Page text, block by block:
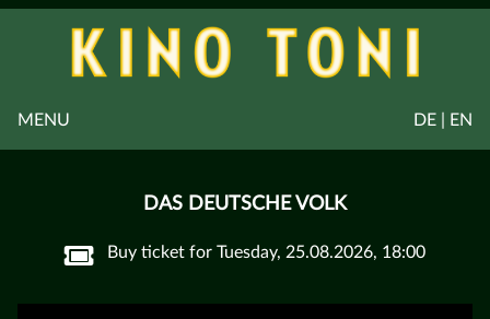
DE | EN
MENU
DAS DEUTSCHE VOLK
Buy ticket for Tuesday, 25.08.2026, 18:00